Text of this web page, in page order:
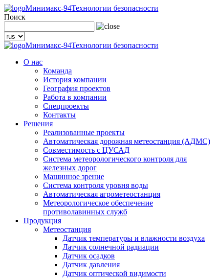
Минимакс-94Технологии безопасности
Поиск
Минимакс-94Технологии безопасности
О нас
Команда
История компании
География проектов
Работа в компании
Спецпроекты
Контакты
Решения
Реализованные проекты
Автоматическая дорожная метеостанция (АДМС)
Совместимость с ЦУСАД
Система метеорологического контроля для
железных дорог
Машинное зрение
Система контроля уровня воды
Автоматическая агрометеостанция
Метеорологическое обеспечение
противолавинных служб
Продукция
Метеостанция
Датчик температуры и влажности воздуха
Датчик солнечной радиации
Датчик осадков
Датчик давления
Датчик оптической видимости